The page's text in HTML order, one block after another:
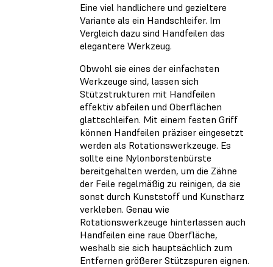
Eine viel handlichere und gezieltere
Variante als ein Handschleifer. Im
Vergleich dazu sind Handfeilen das
elegantere Werkzeug.
Obwohl sie eines der einfachsten
Werkzeuge sind, lassen sich
Stützstrukturen mit Handfeilen
effektiv abfeilen und Oberflächen
glattschleifen. Mit einem festen Griff
können Handfeilen präziser eingesetzt
werden als Rotationswerkzeuge. Es
sollte eine Nylonborstenbürste
bereitgehalten werden, um die Zähne
der Feile regelmäßig zu reinigen, da sie
sonst durch Kunststoff und Kunstharz
verkleben. Genau wie
Rotationswerkzeuge hinterlassen auch
Handfeilen eine raue Oberfläche,
weshalb sie sich hauptsächlich zum
Entfernen größerer Stützspuren eignen.